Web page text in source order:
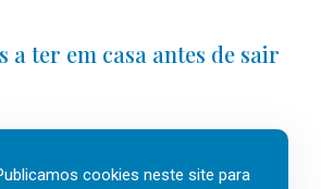
a ter em casa antes de sair
também as férias, os fins-de-
em que a casa fica mais
cookies neste site para